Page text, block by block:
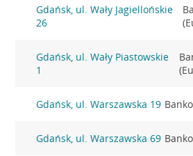
Gdańsk, ul. Wały Jagiellońskie
26
Gdańsk, ul. Wały Piastowskie
1
Gdańsk, ul. Warszawska 19
Gdańsk, ul. Warszawska 69